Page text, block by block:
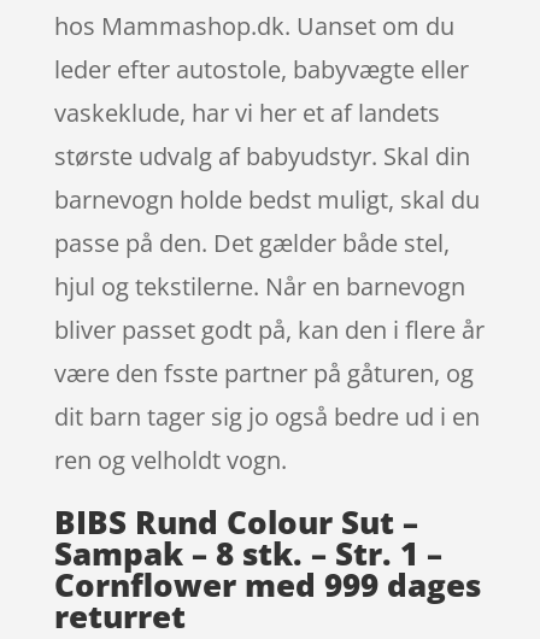
hos Mammashop.dk. Uanset om du
leder efter autostole, babyvægte eller
vaskeklude, har vi her et af landets
største udvalg af babyudstyr. Skal din
barnevogn holde bedst muligt, skal du
passe på den. Det gælder både stel,
hjul og tekstilerne. Når en barnevogn
bliver passet godt på, kan den i flere år
være den fsste partner på gåturen, og
dit barn tager sig jo også bedre ud i en
ren og velholdt vogn.
BIBS Rund Colour Sut –
Sampak – 8 stk. – Str. 1 –
Cornflower med 999 dages
returret